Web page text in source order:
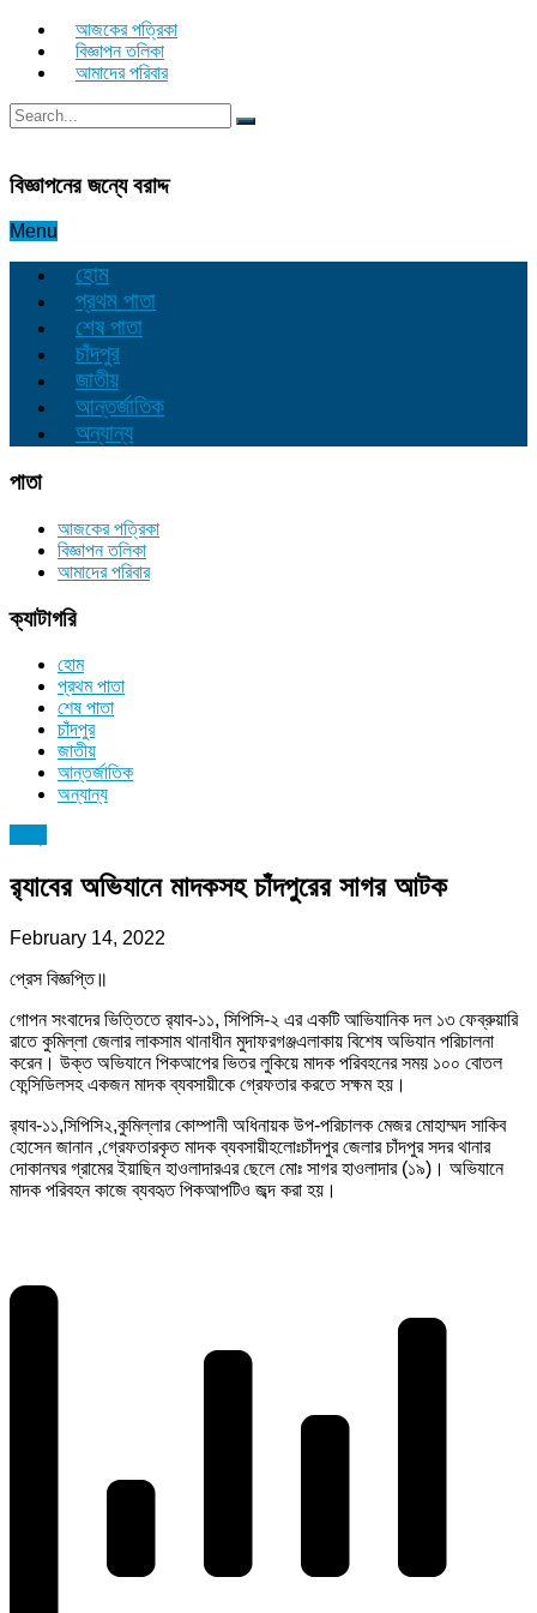
আজকের পত্রিকা
বিজ্ঞাপন তলিকা
আমাদের পরিবার
বিজ্ঞাপনের জন্যে বরাদ্দ
Menu
হোম
প্রথম পাতা
শেষ পাতা
চাঁদপুর
জাতীয়
আন্তর্জাতিক
অন্যান্য
পাতা
আজকের পত্রিকা
বিজ্ঞাপন তলিকা
আমাদের পরিবার
ক্যাটাগরি
হোম
প্রথম পাতা
শেষ পাতা
চাঁদপুর
জাতীয়
আন্তর্জাতিক
অন্যান্য
র‌্যাবের অভিযানে মাদকসহ চাঁদপুরের সাগর আটক
February 14, 2022
প্রেস বিজ্ঞপ্তি॥
গোপন সংবাদের ভিত্তিতে র‌্যাব-১১, সিপিসি-২ এর একটি আভিযানিক দল ১৩ ফেব্রুয়ারি
রাতে কুমিল্লা জেলার লাকসাম থানাধীন মুদাফরগঞ্জএলাকায় বিশেষ অভিযান পরিচালনা
করেন। উক্ত অভিযানে পিকআপের ভিতর লুকিয়ে মাদক পরিবহনের সময় ১০০ বোতল
ফেন্সিডিলসহ একজন মাদক ব্যবসায়ীকে গ্রেফতার করতে সক্ষম হয়।
র‌্যাব-১১,সিপিসি২,কুমিল্লার কোম্পানী অধিনায়ক উপ-পরিচালক মেজর মোহাম্মদ সাকিব
হোসেন জানান ,গ্রেফতারকৃত মাদক ব্যবসায়ীহলোঃচাঁদপুর জেলার চাঁদপুর সদর থানার
দোকানঘর গ্রামের ইয়াছিন হাওলাদারএর ছেলে মোঃ সাগর হাওলাদার (১৯)। অভিযানে
মাদক পরিবহন কাজে ব্যবহৃত পিকআপটিও জব্দ করা হয়।